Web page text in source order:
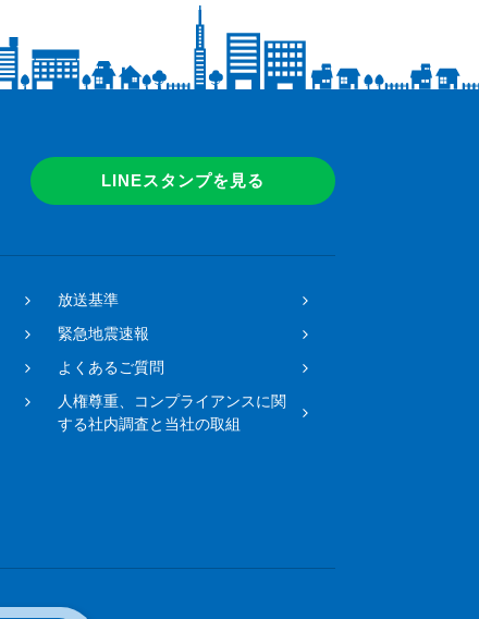
LINEスタンプを見る
放送基準
緊急地震速報
よくあるご質問
人権尊重、コンプライアンスに関
する社内調査と当社の取組